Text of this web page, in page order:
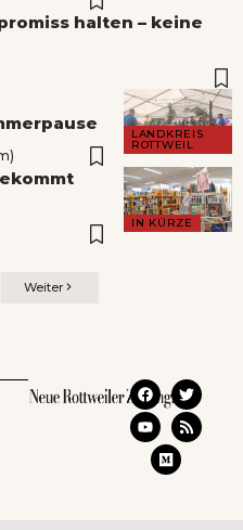
halten – keine
LANDKREIS
ROTTWEIL
IN KÜRZE
Weiter